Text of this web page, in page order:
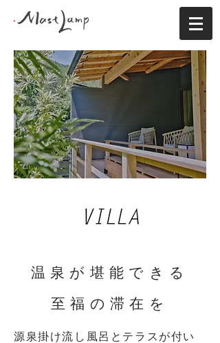
温泉が堪能できる
至福の滞在を
源泉掛け流し風呂とテラスが付い